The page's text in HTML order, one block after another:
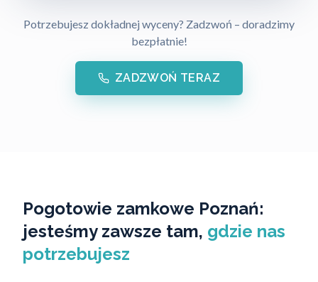
Potrzebujesz dokładnej wyceny? Zadzwoń – doradzimy
bezpłatnie!
ZADZWOŃ TERAZ
Pogotowie zamkowe Poznań:
jesteśmy zawsze tam, gdzie nas
potrzebujesz